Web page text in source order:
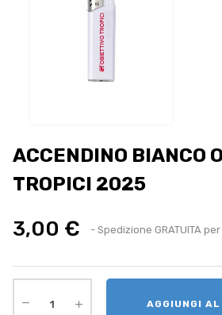
ACCENDINO BIANCO
TROPICI 2025
3,00 € - Spedizione GRATUITA
AGGIUNGI AL